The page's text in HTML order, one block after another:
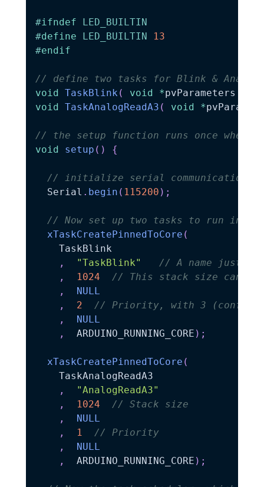
#ifndef
LED_BUILTIN
#define LED_BUILTIN
13
#endif
// define two tasks for Blink &
void TaskBlink ( void *pvParameters
void TaskAnalogReadA3 ( void *
// the setup function runs once when
void
setup ( ) {
// initialize serial communication at
  Serial
. begin ( 115200 ) ;
// Now set up two tasks to run
xTaskCreatePinnedToCore (
    TaskBlink
,
"TaskBlink"
// A name just for
,
1024
// This stack size can be
,
NULL
,
2
// Priority, with 3
,
NULL
,
  ARDUINO_RUNNING_CORE
) ;
xTaskCreatePinnedToCore (
    TaskAnalogReadA3
,
"AnalogReadA3"
,
1024
// Stack size
,
NULL
,
1
// Priority
,
NULL
,
  ARDUINO_RUNNING_CORE
) ;